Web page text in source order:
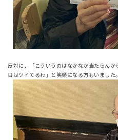
反対に、「こういうのはなかなか当たらん
日はツイてるわ」と笑顔になる方もいました。